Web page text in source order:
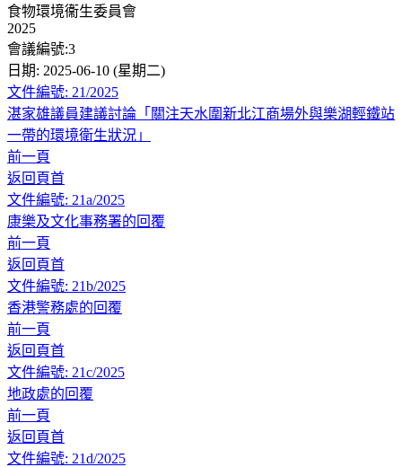
食物環境衞生委員會
2025
會議編號:3
日期: 2025-06-10 (星期二)
文件編號: 21/2025
湛家雄議員建議討論「關注天水圍新北江商場外與樂湖輕鐵站
一帶的環境衛生狀況」
前一頁
返回頁首
文件編號: 21a/2025
康樂及文化事務署的回覆
前一頁
返回頁首
文件編號: 21b/2025
香港警務處的回覆
前一頁
返回頁首
文件編號: 21c/2025
地政處的回覆
前一頁
返回頁首
文件編號: 21d/2025